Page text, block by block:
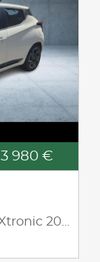
13 980 €
1.0 IG-T 92ch Made in France Xtronic 2021.5